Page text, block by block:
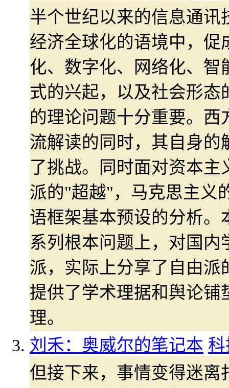
半个世纪以来的信息通
经济全球化的语境中，
化、数字化、网络化、
式的兴起，以及社会形
的理论问题十分重要。
流解读的同时，其自身
了挑战。同时面对资本
派的"超越"，马克思主义
语框架基本预设的分析
系列根本问题上，对国
派，实际上分享了自由
提供了学术理据和舆论
理。
刘禾：奥威尔的笔记本
但接下来，事情变得迷